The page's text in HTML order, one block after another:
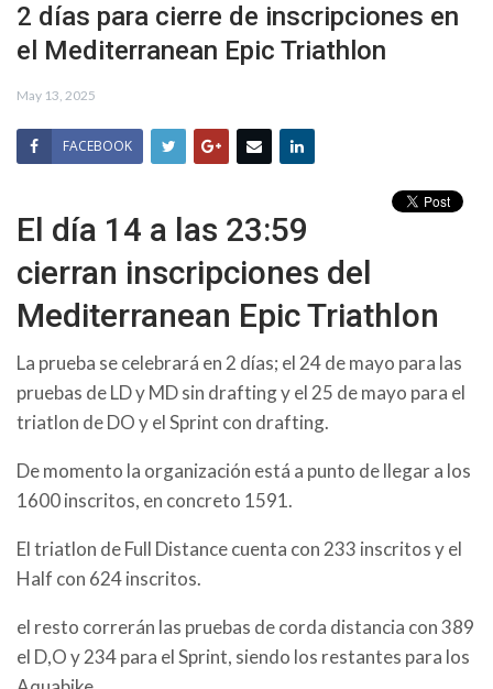
2 días para cierre de inscripciones en
el Mediterranean Epic Triathlon
May 13, 2025
FACEBOOK
El día 14 a las 23:59
cierran inscripciones del
Mediterranean Epic Triathlon
La prueba se celebrará en 2 días; el 24 de mayo para las
pruebas de LD y MD sin drafting y el 25 de mayo para el
triatlon de DO y el Sprint con drafting.
De momento la organización está a punto de llegar a los
1600 inscritos, en concreto 1591.
El triatlon de Full Distance cuenta con 233 inscritos y el
Half con 624 inscritos.
el resto correrán las pruebas de corda distancia con 389
el D,O y 234 para el Sprint, siendo los restantes para los